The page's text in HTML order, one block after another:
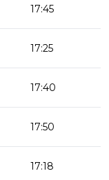
17:45
17:25
17:40
17:50
17:18